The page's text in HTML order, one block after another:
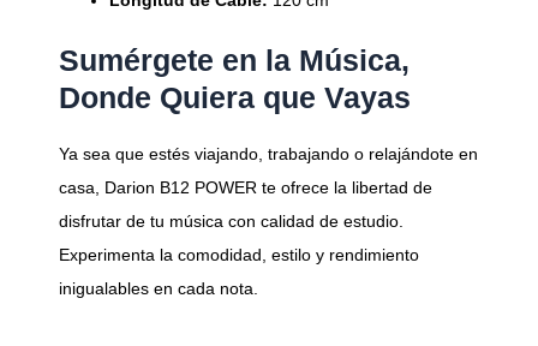
Sumérgete en la Música,
Donde Quiera que Vayas
Ya sea que estés viajando, trabajando o relajándote en
casa, Darion B12 POWER te ofrece la libertad de
disfrutar de tu música con calidad de estudio.
Experimenta la comodidad, estilo y rendimiento
inigualables en cada nota.